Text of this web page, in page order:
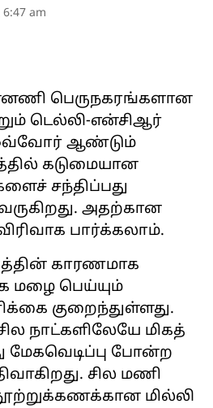
6:47 am
பெருநகரங்களான
டெல்லி-என்சிஆர்
ஒவ்வோர் ஆண்டும்
கடுமையான
சந்திப்பது
அதற்கான
பார்க்கலாம்.
காரணமாக
பெய்யும்
குறைந்துள்ளது.
நாட்களிலேயே மிகத்
மேகவெடிப்பு போன்ற
சில மணி
மில்லி